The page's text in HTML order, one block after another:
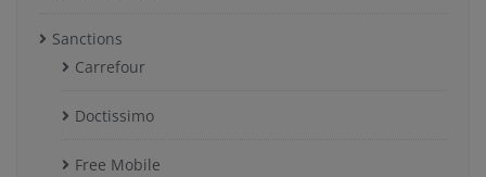
Sanctions
Carrefour
Doctissimo
Free Mobile